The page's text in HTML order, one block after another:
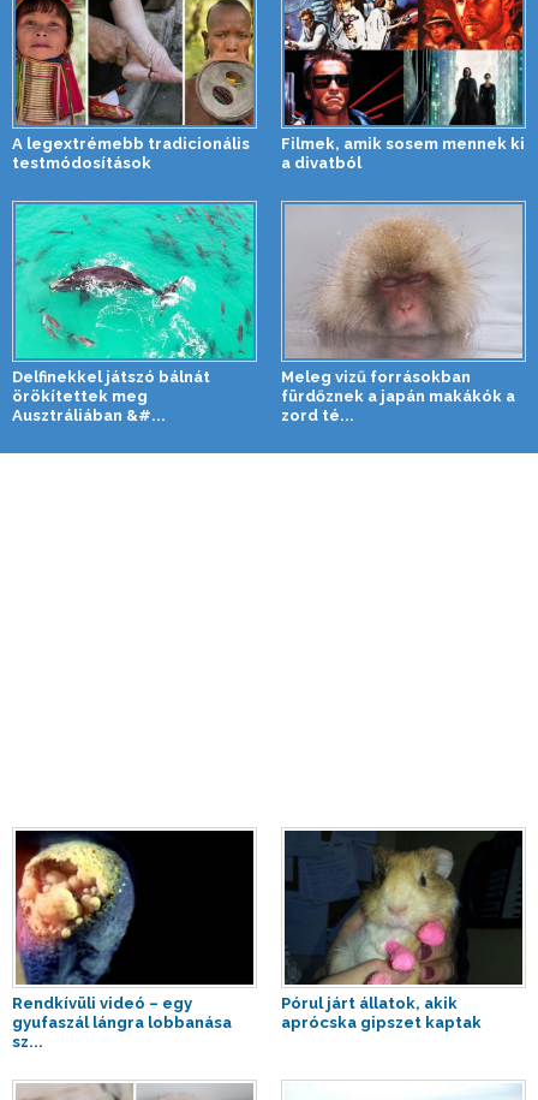
A legextrémebb tradicionális
testmódosítások
Filmek, amik sosem mennek ki
a divatból
Delfinekkel játszó bálnát
örökítettek meg
Ausztráliában &#...
Meleg vizű forrásokban
fürdőznek a japán makákók a
zord té...
Rendkívüli videó – egy
gyufaszál lángra lobbanása
sz...
Pórul járt állatok, akik
aprócska gipszet kaptak